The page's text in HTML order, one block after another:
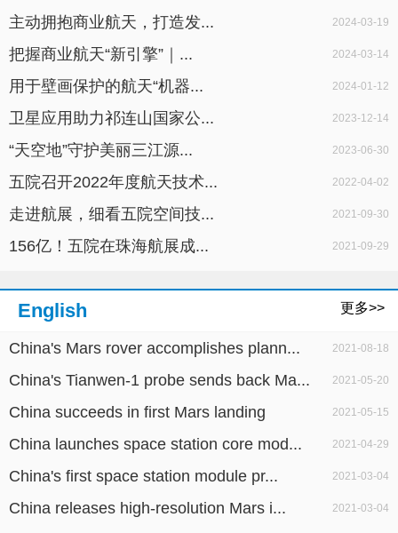
主动拥抱商业航天，打造发... 2024-03-19
把握商业航天“新引擎”｜... 2024-03-14
用于壁画保护的航天“机器... 2024-01-12
卫星应用助力祁连山国家公... 2023-12-14
“天空地”守护美丽三江源... 2023-06-30
五院召开2022年度航天技术... 2022-04-02
走进航展，细看五院空间技... 2021-09-30
156亿！五院在珠海航展成... 2021-09-29
English 更多>>
China's Mars rover accomplishes plann... 2021-08-18
China's Tianwen-1 probe sends back Ma... 2021-05-20
China succeeds in first Mars landing 2021-05-15
China launches space station core mod... 2021-04-29
China's first space station module pr... 2021-03-04
China releases high-resolution Mars i... 2021-03-04